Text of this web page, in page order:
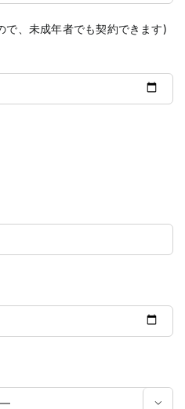
で、未成年者でも契約できます)
